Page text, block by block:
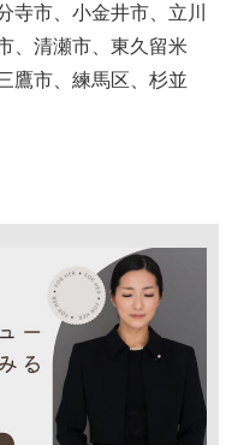
寺市、小金井市、立川
、清瀬市、東久留米
鷹市、練馬区、杉並